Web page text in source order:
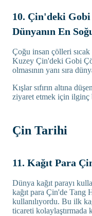
10. Çin'deki Gobi
Dünyanın En
Çoğu insan çölleri
Kuzey Çin'deki Gobi
olmasının yanı sıra
Kışlar sıfırın altına
ziyaret etmek için ilginç
Çin Tarihi
11. Kağıt Para
Dünya kağıt parayı
kağıt para Çin'de Tang
kullanılıyordu. Bu ilk
ticareti kolaylaştırmada